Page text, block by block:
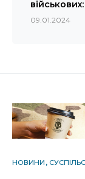
09.01.2024
НОВИНИ